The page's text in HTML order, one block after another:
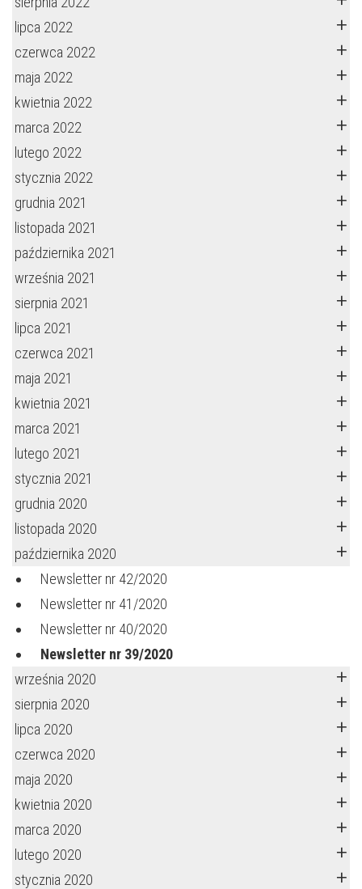
lipca 2022
czerwca 2022
maja 2022
kwietnia 2022
marca 2022
lutego 2022
stycznia 2022
grudnia 2021
listopada 2021
października 2021
września 2021
sierpnia 2021
lipca 2021
czerwca 2021
maja 2021
kwietnia 2021
marca 2021
lutego 2021
stycznia 2021
grudnia 2020
listopada 2020
października 2020
Newsletter nr 42/2020
Newsletter nr 41/2020
Newsletter nr 40/2020
Newsletter nr 39/2020
września 2020
sierpnia 2020
lipca 2020
czerwca 2020
maja 2020
kwietnia 2020
marca 2020
lutego 2020
stycznia 2020